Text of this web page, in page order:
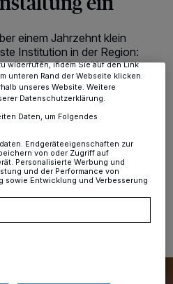
einem Jahrzehnt klein
Institution in der Region:
die MS-Selbsthilfegruppe
Treff Erkrath zur großen
Multiplen Sklerose ein. Am
für Aufklärung und
Minute Lesezeit
„Wir und unsere Partner
so relevant für Sie. Sie können
um Ihre Einstellungen zu
widerrufen, indem Sie auf den Link
unteren Rand der Webseite klicken.
unseres Website. Weitere
Datenschutzerklärung.
Daten, um Folgendes
Endgeräteeigenschaften zur
von oder Zugriff auf
Personalisierte Werbung und
und der Performance von
sowie Entwicklung und Verbesserung